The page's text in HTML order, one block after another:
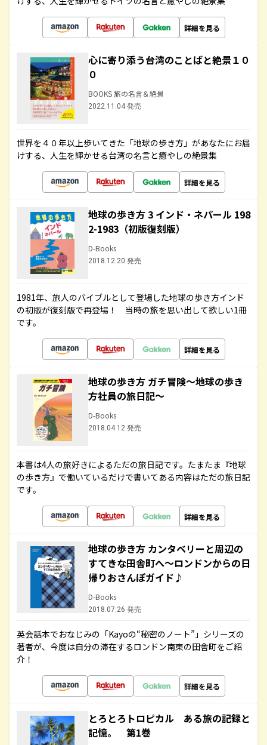
詳細を見る
心に寄り添う台湾のことばと絶景１０
０
BOOKS 旅の名言＆絶景
2022.11.04 発売
世界を４０年以上歩いてきた「地球の歩き方」があなたにお届
けする、人生を輝かせる台湾の名言と癒やしの絶景集
詳細を見る
地球の歩き方 3 インド・ネパール 198
2-1983（初版復刻版）
D-Books
2018.12.20 発売
1981年、旅人のバイブルとして登場した地球の歩き方インド
の初版が復刻版で再登場！ 当時の旅を思い出して欲しい1冊
です。
詳細を見る
地球の歩き方 ガチ冒険～地球の歩き
方社員の旅日記～
D-Books
2018.04.12 発売
本書は4人の旅好きによるただの旅日記です。たまたま『地球
の歩き方』で働いているだけで書いてある内容はただの旅日記
です。
詳細を見る
地球の歩き方 カンタベリーと周辺の
すてきな田舎町へ～ロンドンからの日
帰りおさんぽガイド♪
D-Books
2018.07.26 発売
英会話本でおなじみの「Kayoの“秘密のノート”」シリーズの
著者が、今度は自分の滞在するロンドン南東の田舎町をご紹
介！
詳細を見る
とろとろトロピカル ある旅の記録と
記憶。 第1巻